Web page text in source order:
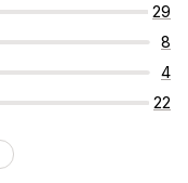
29
8
4
22